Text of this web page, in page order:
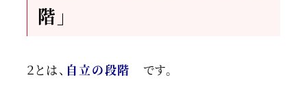
階」
２とは、 自立の段階 です。